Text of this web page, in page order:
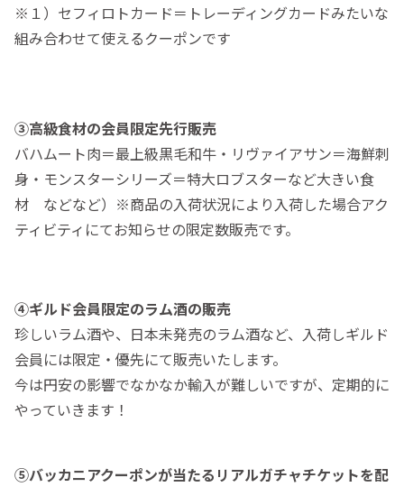
※１）セフィロトカード＝トレーディングカードみたいな
組み合わせて使えるクーポンです
③高級食材の会員限定先行販売
バハムート肉＝最上級黒毛和牛・リヴァイアサン＝海鮮刺
身・モンスターシリーズ＝特大ロブスターなど大きい食
材 などなど）※商品の入荷状況により入荷した場合アク
ティビティにてお知らせの限定数販売です。
④ギルド会員限定のラム酒の販売
珍しいラム酒や、日本未発売のラム酒など、入荷しギルド
会員には限定・優先にて販売いたします。
今は円安の影響でなかなか輸入が難しいですが、定期的に
やっていきます！
⑤バッカニアクーポンが当たるリアルガチャチケットを配